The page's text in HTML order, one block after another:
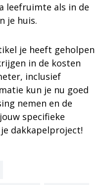
leefruimte als in de
je huis.
je heeft geholpen
in de kosten
inclusief
kun je nu goed
nemen en de
specifieke
dakkapelproject!